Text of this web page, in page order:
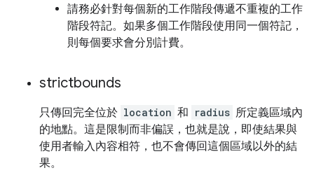
請務必針對每個新的工作階段傳遞不重複的工作
階段符記。如果多個工作階段使用同一個符記，
則每個要求會分別計費。
strictbounds
只傳回完全位於 location 和 radius 所定義區域內
的地點。這是限制而非偏誤，也就是說，即使結果與
使用者輸入內容相符，也不會傳回這個區域以外的結
果。